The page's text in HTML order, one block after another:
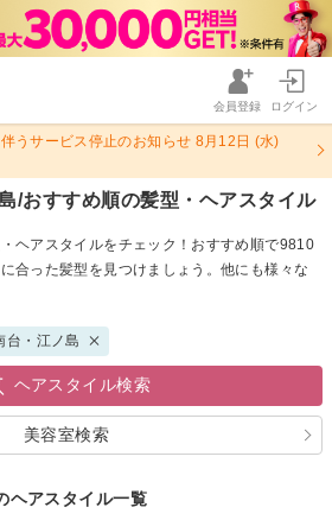
会員登録 ログイン
うサービス停止のお知らせ 8月12日 (水)
/おすすめ順の髪型・ヘアスタイル
ヘアスタイルをチェック！おすすめ順で9810
合った髪型を見つけましょう。他にも様々な
台・江ノ島
ヘアスタイル検索
美容室検索
ヘアスタイル一覧